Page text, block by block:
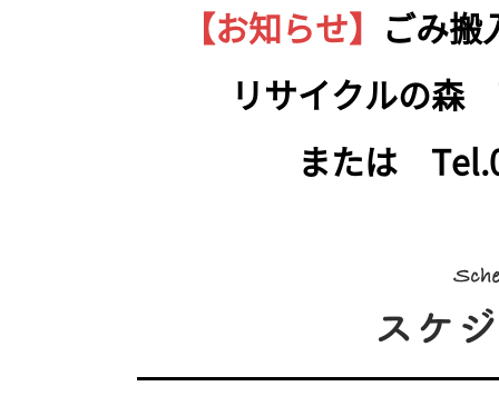
【お知らせ】 ごみ搬
リサイクルの森
または